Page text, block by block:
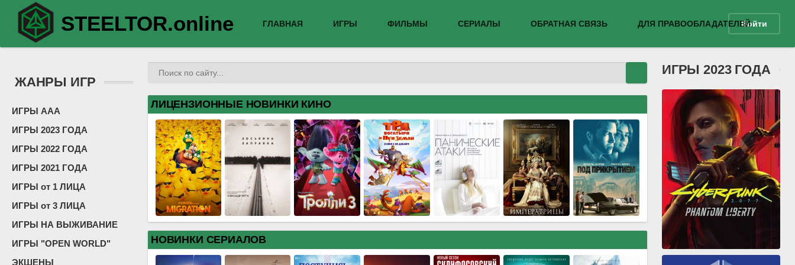
STEELTOR.online ГЛАВНАЯ ИГРЫ ФИЛЬМЫ СЕРИАЛЫ ОБРАТНАЯ СВЯЗЬ ДЛЯ ПРАВООБЛАДАТЕЛЕЙВойти
ЖАНРЫ ИГР
ИГРЫ ААА
ИГРЫ 2023 ГОДА
ИГРЫ 2022 ГОДА
ИГРЫ 2021 ГОДА
ИГРЫ от 1 ЛИЦА
ИГРЫ от 3 ЛИЦА
ИГРЫ НА ВЫЖИВАНИЕ
ИГРЫ "OPEN WORLD"
ЭКШЕНЫ
ЛИЦЕНЗИОННЫЕ НОВИНКИ КИНО
НОВИНКИ СЕРИАЛОВ
ИГРЫ 2023 ГОДА